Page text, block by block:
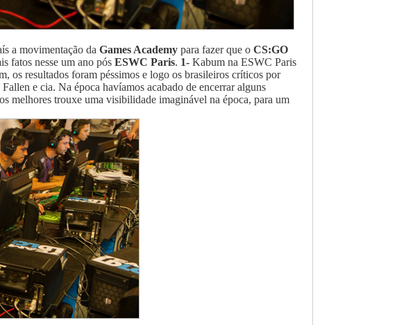
a movimentação da Games Academy para fazer que o CS:GO
fatos nesse um ano pós ESWC Paris. 1- Kabum na ESWC Paris
os resultados foram péssimos e logo os brasileiros críticos por
e cia. Na época havíamos acabado de encerrar alguns
melhores trouxe uma visibilidade imaginável na época, para um